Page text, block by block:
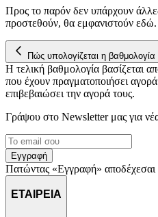
Προς το παρόν δεν υπάρχουν
προστεθούν, θα εμφανιστούν εδώ.
Πώς υπολογίζεται η βαθμολογία
Η τελική βαθμολογία βασίζεται
που έχουν πραγματοποιήσει
επιβεβαιώσει την αγορά τους.
Γράψου στο Νewsletter μας για
Εγγραφή
Πατώντας «Εγγραφή» αποδέχεσαι
ΕΤΑΙΡΕΙΑ